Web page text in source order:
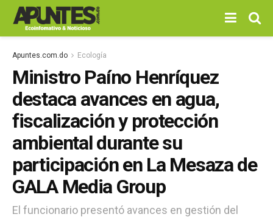
Apuntes.com.do Ecología
Ministro Paíno Henríquez
destaca avances en agua,
fiscalización y protección
ambiental durante su
participación en La Mesaza de
GALA Media Group
El funcionario presentó avances en gestión del